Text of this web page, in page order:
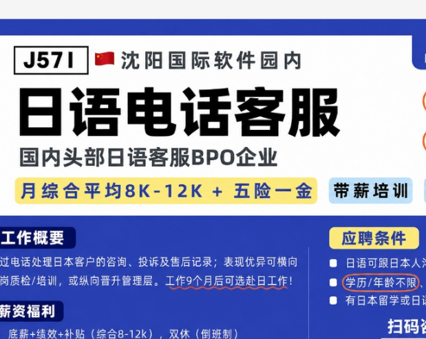
数上，与石破茂拉开了距离，但是在各都道府县的141票中，岸田文雄仅
指出岸田文雄实力不足，是否可以克服困难遭到质疑。甚至还有人说，岸
是勉强做出背水一战。
久以来，被认为是“后安倍时代”最佳人选的石破茂则在此前的总裁选举中
低。他在参加东京都内举行的一个活动中表示：“我会虚心坦诚地反省自己
之处。而且，我肯定会用行动回应那些志同道合支持我的人。”随后，石破
明年会再次向自民党总裁一职发起挑战。
新闻录入：贯通日本语 责任编辑：贯通日本语
篇新闻： 大阪有望成为日本第二首都？